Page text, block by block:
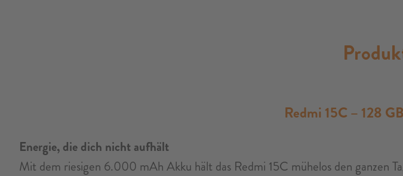
Redmi 15C – 128
Energie, die dich nicht aufhält
Mit dem riesigen 6.000 mAh Akku hält das Redmi 15C mühelos den ganzen